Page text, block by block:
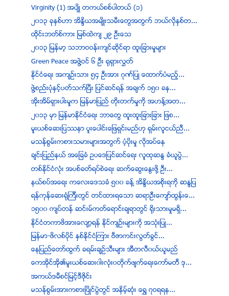
Virginity (1) အပ်ိဳ တကယ္စစ္ပါတယ္ (၁)
၂၀၁၃ ခုႏွစ္ဟာ အိႏၵိယအမ်ိဳးသမီးေတြအတြက္ ဘယ္လိုႏွစ္တ...
ထိုင္းဘတ္စ္ကား ျမစ္ထဲက် ၂၉ ဦးေသ
၂၀၁၃ ျမန္မာ့ သဘာဝဝန္းက်င္ဆိုင္ရာ ထူးျခားမႈမ်ား
Green Peace အဖြဲ႔ဝင္ ၆ ဦး ႐ုရွားလႊတ္
ႏိုင္ငံေရး အက်ဥ္းသား ၅၄ ဦးအား ဂုဏ္ျပဳ ေထာက္ပံမည့္...
ဖြဲ႔စည္းပုံႏွင့္ပတ္သက္ၿပီး ျပင္ဆင္ရန္ အခ်က္ ၁၅၀ ခန...
အိုးအိမ္ရွားပါးမႈက ျမန္မာျပည္ တိုးတက္မႈကို အဟန္႔အတ...
၂၀၁၃ မွာ ျမန္မာႏုိင္ငံေရး ဘာေတြ ထူးထူးျခားျခား ျဖစ...
မူးယစ္ေဆးျပႆနာ ပူးေပါင္းေျဖရွင္းမည္ဟု ရွမ္းလူငယ္ညီ...
မသန္စြမ္းကစားသမားမ်ားအတြက္ ပံ့ပိုးမႈ လိုအပ္ေန
ခ်င္းျပည္နယ္ အေျခခံ ဥပေဒျပင္ဆင္ေရး လူထုဆႏၵ ခံယူပြဲ...
တစ္ႏိုင္ငံလံုး အပစ္ခတ္ရပ္စဲေရး ဆက္ေဆြးေႏြးဖို႔ ဦး...
နယ္စပ္အေရး ကေလးေဒသခံ ၅၀၀ ခန္႔ အိႏိၵယအစိုးရကို ဆႏၵျပ
ရန္ကုန္ေဆးရံုၾကီးတြင္ တင္ထားရေသာ ဆရာဦးေက်ာ္ထြန္းေ...
၁၅၀၀ က်ပ္တန္ ဆင္းမ္ကတ္ေရာင္းခ်ရာတြင္ ႐ိုးသားမႈမရွိ...
ႏုိင္ငံတကာဖိအားေလ်ာ့ရန္ ႏိုင္က်ဥ္းမ်ားကို အသံုးျပဳ...
ျမန္မာ-ဖိလစ္ပုိင္ ႏွစ္ႏုိင္ငံၾကား ဗီဇာကင္းလြတ္ခြင္...
ေနျပည္ေတာ္ထြက္ ခရမ္းခ်ဥ္သီးမ်ား အီတလီ၀ယ္ယူမည္
ေကအိုင္အို၏မူးယစ္ေဆး၀ါးလံုး၀တိုက္ဖ်က္ေရးေကာ္မတီ ဒု...
အကယ္ဒမီစင္ျမင့္ဒီဇိုင္း
မသန္စြမ္းအားကစားၿပိဳင္ပြဲတြင္ အနိမ့္ဆုံး ေရႊ ၇ဝရရန...